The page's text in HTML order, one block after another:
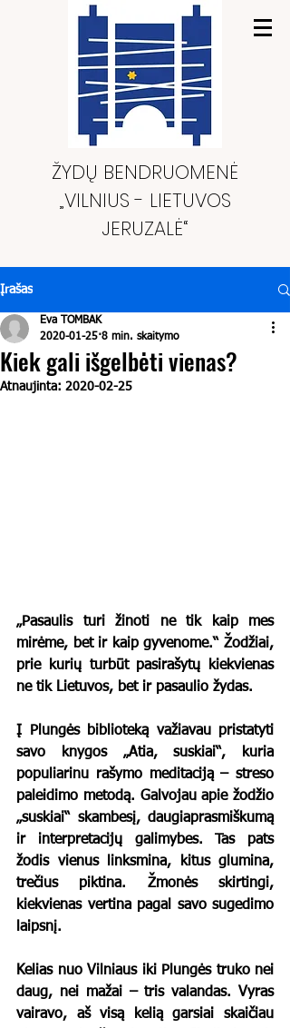
ŽYDŲ BENDRUOMENĖ
„VILNIUS - LIETUVOS
JERUZALĖ“
Įrašas
Kiek gali išgelbėti vienas?
Eva TOMBAK
2020-01-25 8 min. skaitymo
Atnaujinta: 2020-02-25
„Pasaulis turi žinoti ne tik kaip mes
mirėme, bet ir kaip gyvenome.“ Žodžiai,
prie kurių turbūt pasirašytų kiekvienas
ne tik Lietuvos, bet ir pasaulio žydas.
Į Plungės biblioteką važiavau pristatyti
savo knygos „Atia, suskiai“, kuria
populiarinu rašymo meditaciją – streso
paleidimo metodą. Galvojau apie žodžio
„suskiai“ skambesį, daugiaprasmiškumą
ir interpretacijų galimybes. Tas pats
žodis vienus linksmina, kitus glumina,
trečius piktina. Žmonės skirtingi,
kiekvienas vertina pagal savo sugedimo
laipsnį.
Kelias nuo Vilniaus iki Plungės truko nei
daug, nei mažai – tris valandas. Vyras
vairavo, aš visą kelią garsiai skaičiau